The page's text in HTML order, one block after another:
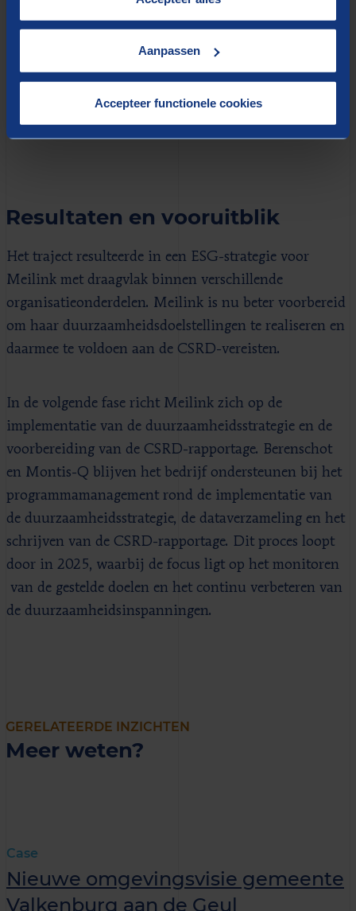
Aanpassen
Accepteer functionele cookies
internal control framework om de voortgang ten
aanzien van de duurzaamheidsinspanningen te
monitoren en te rapporteren.
Resultaten en vooruitblik
Het traject resulteerde in een ESG-strategie voor
Meilink met draagvlak binnen verschillende
organisatieonderdelen. Meilink is nu beter voorbereid
om haar duurzaamheidsdoelstellingen te realiseren en
daarmee te voldoen aan de CSRD-vereisten.
In de volgende fase richt Meilink zich op de
implementatie van de duurzaamheidsstrategie en de
voorbereiding van de CSRD-rapportage. Berenschot
en Montis-Q blijven het bedrijf ondersteunen bij het
programmamanagement rond de implementatie van
de duurzaamheidsstrategie, de dataverzameling en het
schrijven van de CSRD-rapportage. Dit proces loopt
door in 2025, waarbij de focus ligt op het monitoren
van de gestelde doelen en het continu verbeteren van
de duurzaamheidsinspanningen.
GERELATEERDE INZICHTEN
Meer weten?
Case
Nieuwe omgevingsvisie gemeente
Valkenburg aan de Geul